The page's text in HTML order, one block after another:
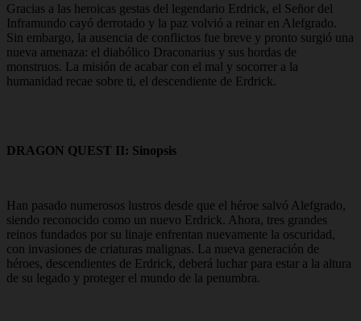
Gracias a las heroicas gestas del legendario Erdrick, el Señor del
Inframundo cayó derrotado y la paz volvió a reinar en Alefgrado.
Sin embargo, la ausencia de conflictos fue breve y pronto surgió una
nueva amenaza: el diabólico Draconarius y sus hordas de
monstruos. La misión de acabar con el mal y socorrer a la
humanidad recae sobre ti, el descendiente de Erdrick.
DRAGON QUEST II: Sinopsis
Han pasado numerosos lustros desde que el héroe salvó Alefgrado,
siendo reconocido como un nuevo Erdrick. Ahora, tres grandes
reinos fundados por su linaje enfrentan nuevamente la oscuridad,
con invasiones de criaturas malignas. La nueva generación de
héroes, descendientes de Erdrick, deberá luchar para estar a la altura
de su legado y proteger el mundo de la penumbra.